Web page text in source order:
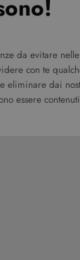
da evitare
con te
eliminare dai
essere